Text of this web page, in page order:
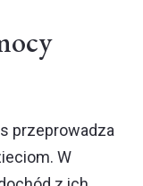
przeprowadza
W